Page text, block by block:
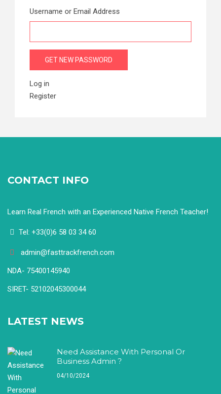
Username or Email Address
GET NEW PASSWORD
Log in
Register
CONTACT INFO
Learn Real French with an Experienced Native French Teacher!
Tel: +33(0)6 58 03 34 60
admin@fasttrackfrench.com
NDA- 75400145940
SIRET- 52102045300044
LATEST NEWS
Need Assistance With Personal Or
Business Admin ?
04/10/2024